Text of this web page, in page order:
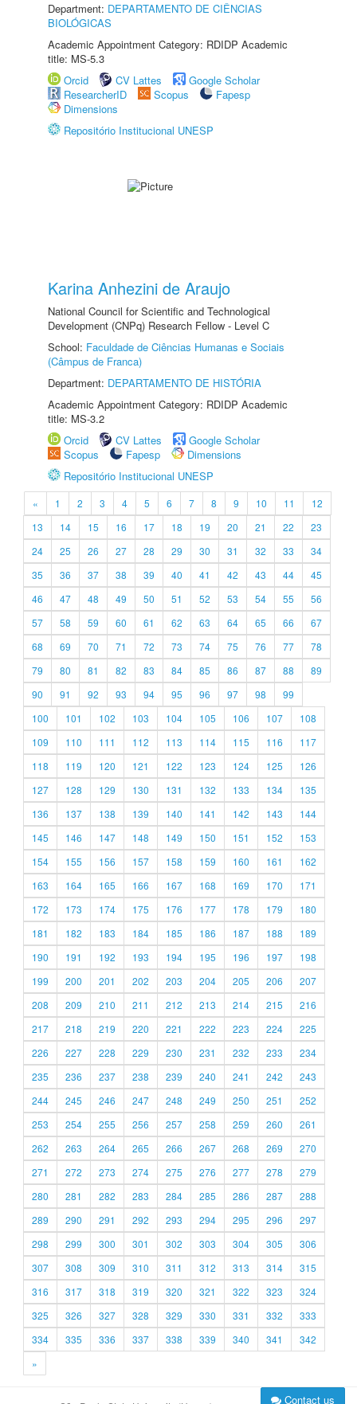
Department: DEPARTAMENTO DE CIÊNCIAS
BIOLÓGICAS
Academic Appointment Category: RDIDP Academic
title: MS-5.3
Orcid
CV Lattes
Google Scholar
ResearcherID
Scopus
Fapesp
Dimensions
Repositório Institucional UNESP
Karina Anhezini de Araujo
National Council for Scientific and Technological
Development (CNPq) Research Fellow - Level C
School: Faculdade de Ciências Humanas e Sociais
(Câmpus de Franca)
Department: DEPARTAMENTO DE HISTÓRIA
Academic Appointment Category: RDIDP Academic
title: MS-3.2
Orcid
CV Lattes
Google Scholar
Scopus
Fapesp
Dimensions
Repositório Institucional UNESP
« 1 2 3 4 5 6 7 8 9 10 11
12
13
14 15 16 17 18 19 20 21 22
23
24
25 26 27 28 29 30 31 32 33
34
35
36 37 38 39 40 41 42 43 44
45
46
47 48 49 50 51 52 53 54 55
56
57
58 59 60 61 62 63 64 65 66
67
68
69 70 71 72 73 74 75 76 77
78
79
80 81 82 83 84 85 86 87 88
89
90
91 92 93 94 95 96 97 98
99
100
101 102 103 104 105 106 107
108
109
110 111 112 113 114 115 116
117
118
119 120 121 122 123 124 125
126
127
128 129 130 131 132 133 134
135
136
137 138 139 140 141 142 143
144
145
146 147 148 149 150 151 152
153
154
155 156 157 158 159 160 161
162
163
164 165 166 167 168 169 170
171
172
173 174 175 176 177 178 179
180
181
182 183 184 185 186 187 188
189
190
191 192 193 194 195 196 197
198
199
200 201 202 203 204 205 206
207
208
209 210 211 212 213 214 215
216
217
218 219 220 221 222 223 224
225
226
227 228 229 230 231 232 233
234
235
236 237 238 239 240 241 242
243
244
245 246 247 248 249 250 251
252
253
254 255 256 257 258 259 260
261
262
263 264 265 266 267 268 269
270
271
272 273 274 275 276 277 278
279
280
281 282 283 284 285 286 287
288
289
290 291 292 293 294 295 296
297
298
299 300 301 302 303 304 305
306
307
308 309 310 311 312 313 314
315
316
317 318 319 320 321 322 323
324
325
326 327 328 329 330 331 332
333
334
335 336 337 338 339 340 341
342
»
Contact us